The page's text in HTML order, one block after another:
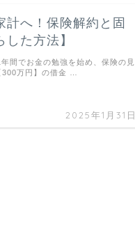
計へ！保険解約と固
た方法】
2025年1月31日
間でお金の勉強を始め、保険の見
万円】の借金 …